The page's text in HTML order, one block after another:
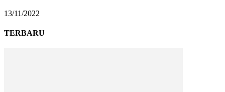
13/11/2022
TERBARU